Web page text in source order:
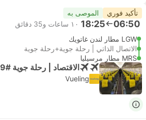
تأكيد فوري الموصى به
06:50
18:25 ١٠ ساعات و‫35 دقائق
LGW مطار لندن غاتويك
الاتصال الذاتي | رحلة جوية+رحلة جوية
MRS مطار مرسيليا
الاقتصاد | رحلة جوية #VY6009
Vueling